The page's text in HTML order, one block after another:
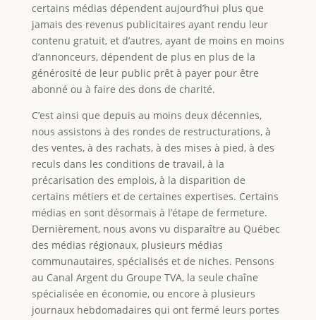
certains médias dépendent aujourd’hui plus que
jamais des revenus publicitaires ayant rendu leur
contenu gratuit, et d’autres, ayant de moins en moins
d’annonceurs, dépendent de plus en plus de la
générosité de leur public prêt à payer pour être
abonné ou à faire des dons de charité.
C’est ainsi que depuis au moins deux décennies,
nous assistons à des rondes de restructurations, à
des ventes, à des rachats, à des mises à pied, à des
reculs dans les conditions de travail, à la
précarisation des emplois, à la disparition de
certains métiers et de certaines expertises. Certains
médias en sont désormais à l’étape de fermeture.
Dernièrement, nous avons vu disparaître au Québec
des médias régionaux, plusieurs médias
communautaires, spécialisés et de niches. Pensons
au Canal Argent du Groupe TVA, la seule chaîne
spécialisée en économie, ou encore à plusieurs
journaux hebdomadaires qui ont fermé leurs portes